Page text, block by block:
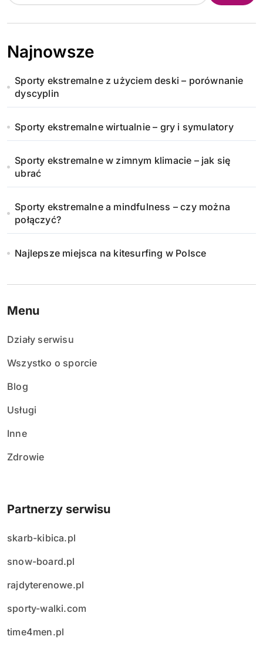
Najnowsze
Sporty ekstremalne z użyciem deski – porównanie
dyscyplin
Sporty ekstremalne wirtualnie – gry i symulatory
Sporty ekstremalne w zimnym klimacie – jak się
ubrać
Sporty ekstremalne a mindfulness – czy można
połączyć?
Najlepsze miejsca na kitesurfing w Polsce
Menu
Działy serwisu
Wszystko o sporcie
Blog
Usługi
Inne
Zdrowie
Partnerzy serwisu
skarb-kibica.pl
snow-board.pl
rajdyterenowe.pl
sporty-walki.com
time4men.pl